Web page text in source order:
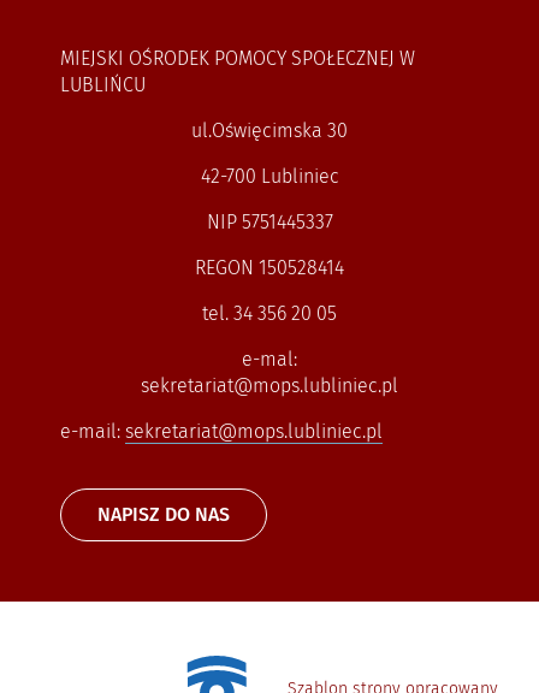
MIEJSKI OŚRODEK POMOCY SPOŁECZNEJ W
LUBLIŃCU
ul.Oświęcimska 30
42-700 Lubliniec
NIP 5751445337
REGON 150528414
tel. 34 356 20 05
e-mal:
sekretariat@mops.lubliniec.pl
e-mail: sekretariat@mops.lubliniec.pl
NAPISZ DO NAS
Szablon strony opracowany